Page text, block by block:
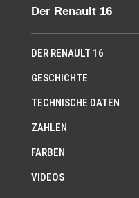
Der Renault 16
DER RENAULT 16
GESCHICHTE
TECHNISCHE DATEN
ZAHLEN
FARBEN
VIDEOS